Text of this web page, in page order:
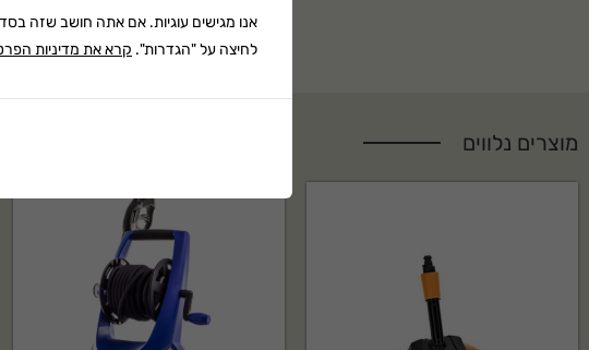
מוצרים נלווים
אנו מגישים עוגיות. אם אתה חושב שזה
לחיצה על "הגדרות". קרא את מדיניות